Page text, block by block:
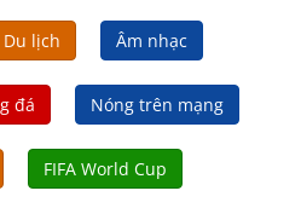
lịch Âm nhạc
đá Nóng trên mạng
FIFA World Cup